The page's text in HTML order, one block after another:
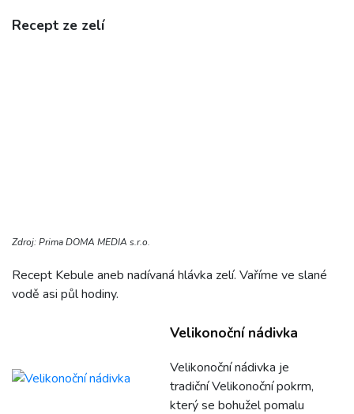
Recept ze zelí
Zdroj: Prima DOMA MEDIA s.r.o.
Recept Kebule aneb nadívaná hlávka zelí. Vaříme ve slané
vodě asi půl hodiny.
Velikonoční nádivka
Velikonoční nádivka je
tradiční Velikonoční pokrm,
který se bohužel pomalu